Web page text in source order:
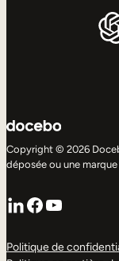
Copyright © 2026
déposée ou une
LinkedIn
Facebook
YouTube
Politique de